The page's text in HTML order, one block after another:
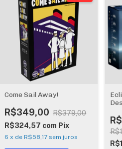
Come Sail Away!
R$349,00 R$379,00
R$324,57 com Pix
6 x deR$58,17 sem juros